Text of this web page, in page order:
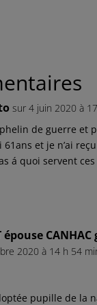
sur 4 juin 2020 à
de guerre et
61ans et je n’ai
á quoi servent
épouse
2020 à 14 h 54
pupille de la